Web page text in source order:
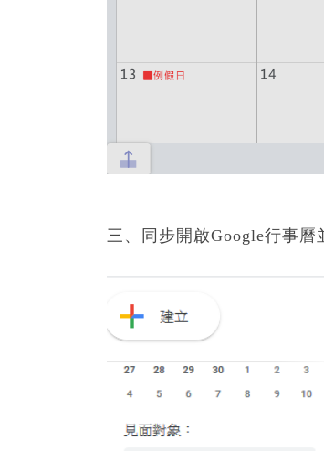
三、同步開啟Google行事